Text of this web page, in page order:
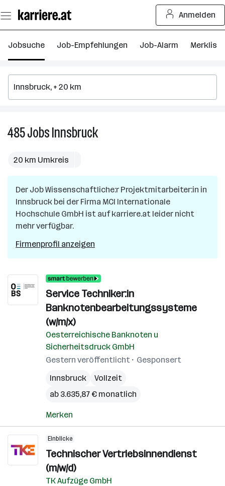
Seiteninhalt
springen
Anmelden
Jobsuche Job-Empfehlungen Job-Alarm Merkliste
485JobsInnsbruck485
20 km Umkreis
Der JobWissenschaftliche:r Projektmitarbeiter:in in
Innsbruck bei der Firma MCI Internationale
Hochschule GmbH ist auf karriere.at leider nicht
mehr verfügbar.
Firmenprofil anzeigen
Service Techniker:in
Banknotenbearbeitungssysteme
(w/m/x)
Oesterreichische Banknoten u
Sicherheitsdruck GmbH
Gestern veröffentlicht
Gesponsert
Innsbruck
Vollzeit
ab 3.635,87 € monatlich
Merken
Einblicke
Technischer Vertriebsinnendienst
(m/w/d)
TK Aufzüge GmbH